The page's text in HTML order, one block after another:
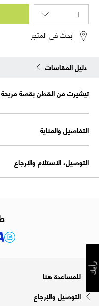
ابحث في المتجر
دليل المقاسات
تيشيرت من القطن بقصة مريحة
التفاصيل والعناية
التوصيل، الاستلام والإرجاع
للمساعدة هنا
التوصيل والإرجاع
رأيك